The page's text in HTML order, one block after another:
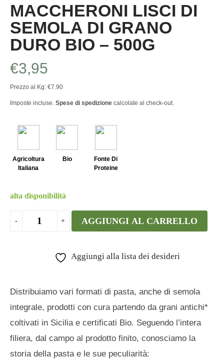
MACCHERONI LISCI DI
SEMOLA DI GRANO
DURO BIO – 500G
€3,95
Prezzo al Kg: €7.90
Imposte incluse. Spese di spedizione calcolate al check-out.
Agricoltura
Italiana
Bio
Fonte Di
Proteine
alta disponibilità
AGGIUNGI AL CARRELLO
Aggiungi alla lista dei desideri
Distribuiamo vari formati di pasta, anche di semola
integrale, prodotti con cura partendo da grani antichi*
coltivati in Sicilia e certificati Bio. Seguendo l’intera
filiera, dal campo al prodotto finito, conosciamo la
storia della pasta e le sue peculiarità: